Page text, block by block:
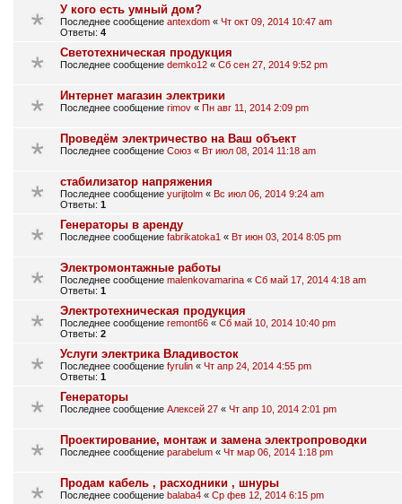
У кого есть умный дом?
Последнее сообщение antexdom « Чт окт 09, 2014 10:47 am
Ответы: 4
Cветотехническая продукция
Последнее сообщение demko12 « Сб сен 27, 2014 9:52 pm
Интернет магазин электрики
Последнее сообщение rimov « Пн авг 11, 2014 2:09 pm
Проведём электричество на Ваш объект
Последнее сообщение Союз « Вт июл 08, 2014 11:18 am
стабилизатор напряжения
Последнее сообщение yurijtolm « Вс июл 06, 2014 9:24 am
Ответы: 1
Генераторы в аренду
Последнее сообщение fabrikatoka1 « Вт июн 03, 2014 8:05 pm
Электромонтажные работы
Последнее сообщение malenkovamarina « Сб май 17, 2014 4:18 am
Ответы: 1
Электротехническая продукция
Последнее сообщение remont66 « Сб май 10, 2014 10:40 pm
Ответы: 2
Услуги электрика Владивосток
Последнее сообщение fyrulin « Чт апр 24, 2014 4:55 pm
Ответы: 1
Генераторы
Последнее сообщение Алексей 27 « Чт апр 10, 2014 2:01 pm
Проектирование, монтаж и замена электропроводки
Последнее сообщение parabelum « Чт мар 06, 2014 1:18 pm
Продам кабель , расходники , шнуры
Последнее сообщение balaba4 « Ср фев 12, 2014 6:15 pm